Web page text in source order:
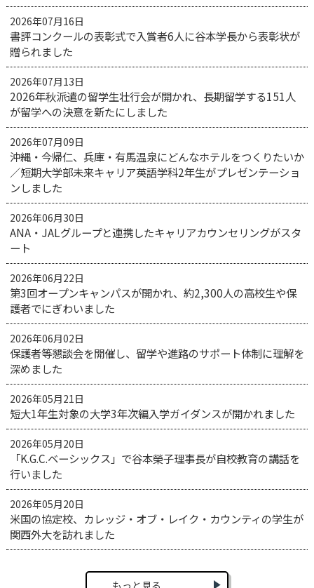
2026年07月16日
書評コンクールの表彰式で入賞者6人に谷本学長から表彰状が
贈られました
2026年07月13日
2026年秋派遣の留学生壮行会が開かれ、長期留学する151人
が留学への決意を新たにしました
2026年07月09日
沖縄・今帰仁、兵庫・有馬温泉にどんなホテルをつくりたいか
／短期大学部未来キャリア英語学科2年生がプレゼンテーショ
ンしました
2026年06月30日
ANA・JALグループと連携したキャリアカウンセリングがスタ
ート
2026年06月22日
第3回オープンキャンパスが開かれ、約2,300人の高校生や保
護者でにぎわいました
2026年06月02日
保護者等懇談会を開催し、留学や進路のサポート体制に理解を
深めました
2026年05月21日
短大1年生対象の大学3年次編入学ガイダンスが開かれました
2026年05月20日
「K.G.C.ベーシックス」で谷本榮子理事長が自校教育の講話を
行いました
2026年05月20日
米国の協定校、カレッジ・オブ・レイク・カウンティの学生が
関西外大を訪れました